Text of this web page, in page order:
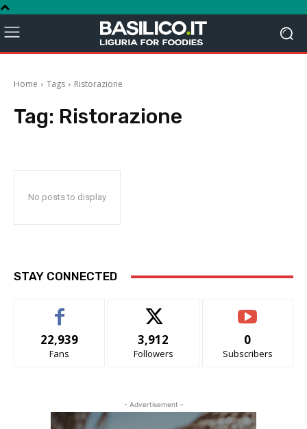
Home Tags Ristorazione
Tag: Ristorazione
No posts to display
STAY CONNECTED
22,939
Fans
3,912
Followers
0
Subscribers
- Advertisement -